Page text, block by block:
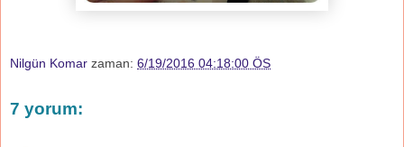
Nilgün Komar zaman: 6/19/2016 04:18:00 ÖS
7 yorum: